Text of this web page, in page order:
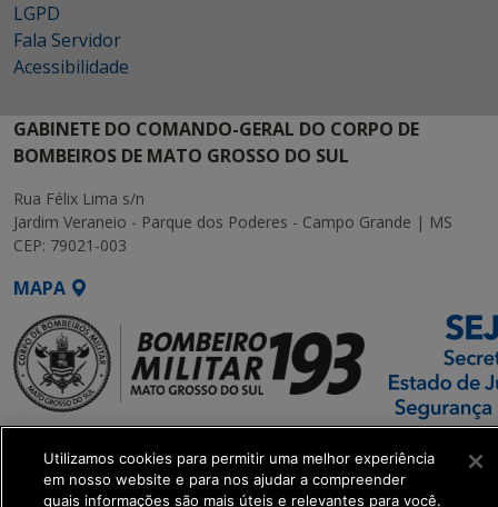
LGPD
Fala Servidor
Acessibilidade
GABINETE DO COMANDO-GERAL DO CORPO DE
BOMBEIROS DE MATO GROSSO DO SUL
Rua Félix Lima s/n
Jardim Veraneio - Parque dos Poderes - Campo Grande | MS
CEP: 79021-003
MAPA
SETDIG | Secretaria-
Executiva de
Transformação Digital
Utilizamos cookies para permitir uma melhor experiência
em nosso website e para nos ajudar a compreender
quais informações são mais úteis e relevantes para você.